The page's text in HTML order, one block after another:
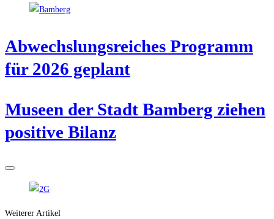
Abwechs­lungs­rei­ches Pro­gramm
für 2026 geplant
Muse­en der Stadt Bam­berg zie­hen
posi­ti­ve Bilanz
Weiterer Artikel